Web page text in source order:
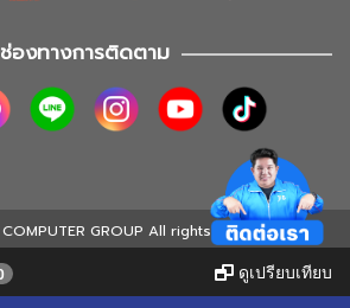
ช่องทางการติดตาม
GROUP All rights reserved
ดูเปรียบเทียบ